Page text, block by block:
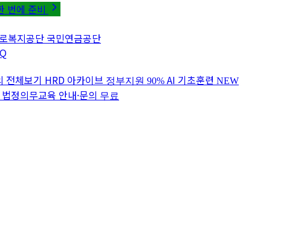
번에 준비
복지공단 국민연금공단
전체보기 HRD 아카이브 정부지원 90% AI 기초훈련 NEW
법정의무교육 안내·문의 무료